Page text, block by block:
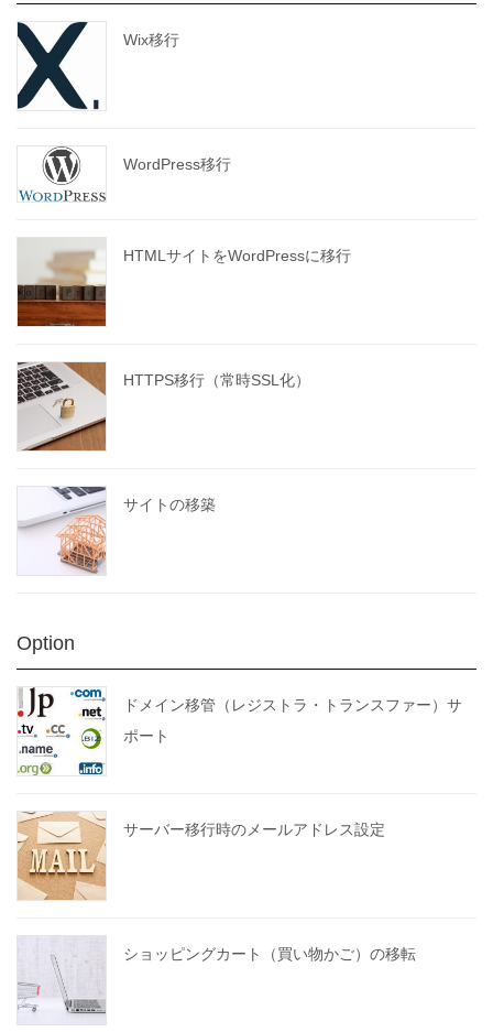
Wix移行
WordPress移行
HTMLサイトをWordPressに移行
HTTPS移行（常時SSL化）
サイトの移築
Option
ドメイン移管（レジストラ・トランスファー）サ
ポート
サーバー移行時のメールアドレス設定
ショッピングカート（買い物かご）の移転